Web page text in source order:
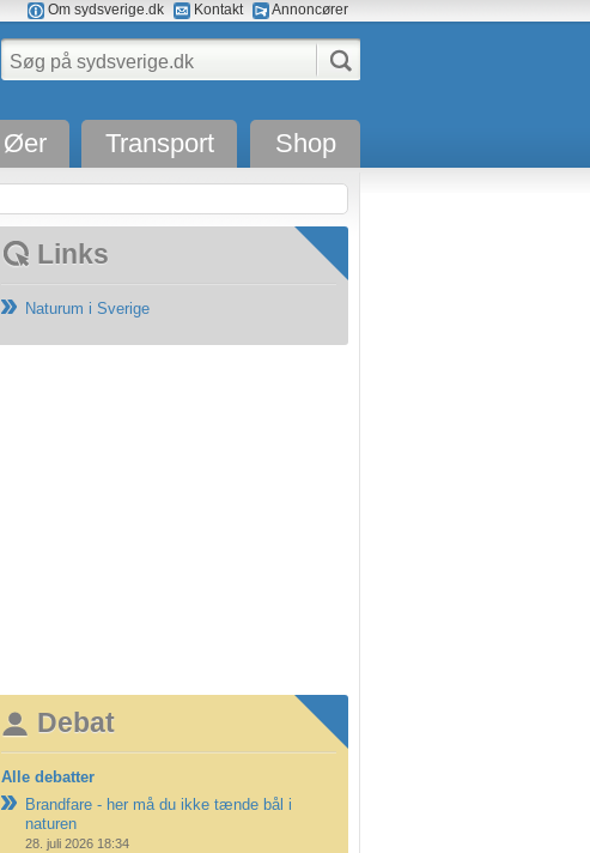
Om sydsverige.dk Kontakt Annoncører
Øer Transport Shop
Links
Naturum i Sverige
Debat
Alle debatter
Brandfare - her må du ikke tænde bål i
naturen
28. juli 2026 18:34